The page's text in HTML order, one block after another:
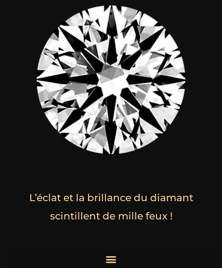
L’éclat et la brillance du diamant
scintillent de mille feux !